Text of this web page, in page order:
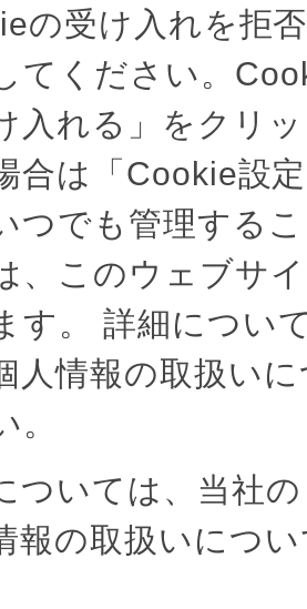
年7月5日からの
ました皆さまに
に、一日も早い
ソニー製品につ
にて対応させて
品
能な、民生用ソ
の状態によって
ので予めご了承
の受け入れを拒
てください。
入れる」をクリ
合は「Cookie設
つでも管理する
、このウェブサ
す。 詳細につい
人情報の取扱い
。
ついては、当社
報の取扱いにつ